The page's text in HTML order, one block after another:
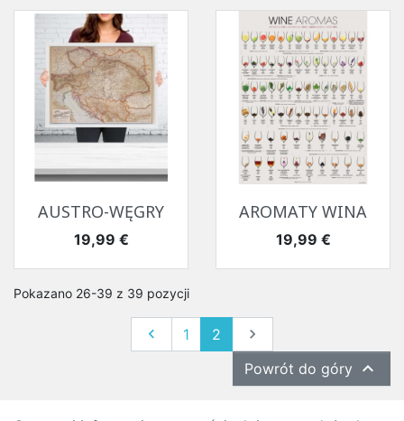
AUSTRO-WĘGRY
Cena
19,99 €
AROMATY WINA
Cena
19,99 €
Pokazano 26-39 z 39 pozycji
Poprzedni
 1 2 Następny

Powrót do góry 